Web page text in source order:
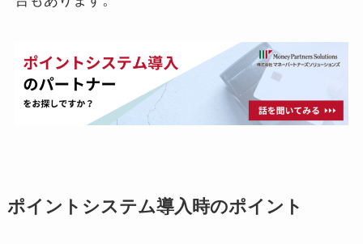
ポイントシステム導入時のポイント